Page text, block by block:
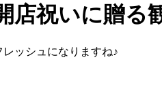
店祝いに贈る
ッシュになりますね♪